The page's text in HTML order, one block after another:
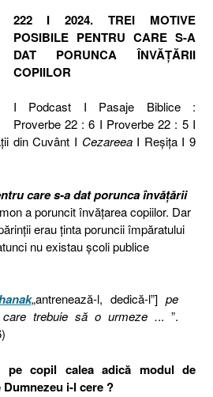
222 I 2024. TREI MOTIVE
POSIBILE PENTRU CARE S-A
DAT PORUNCA ÎNVĂȚĂRII
COPIILOR
I Podcast I Pasaje Biblice :
Proverbe 22 : 6 I Proverbe 22 : 5 I
din Cuvânt I CezareeaI Reşiţa I 9
care s-a dat porunca învățării
a poruncit învățarea copiilor. Dar
erau ținta poruncii împăratului
nu existau școli publice
„antrenează-l, dedică-l”]pe
trebuie să o urmeze ... ”.
copil calea adică modul de
i-l cere ?